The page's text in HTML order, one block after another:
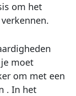
om het
moet
om met een
. In het